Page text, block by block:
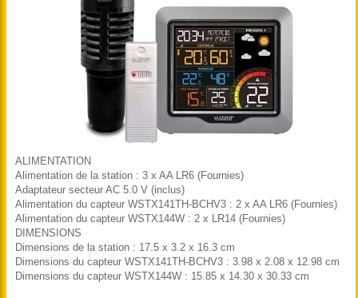
ALIMENTATION
Alimentation de la station : 3 x AA LR6 (Fournies)
Adaptateur secteur AC 5.0 V (inclus)
Alimentation du capteur WSTX141TH-BCHV3 : 2 x AA LR6 (Fournies)
Alimentation du capteur WSTX144W : 2 x LR14 (Fournies)
DIMENSIONS
Dimensions de la station : 17.5 x 3.2 x 16.3 cm
Dimensions du capteur WSTX141TH-BCHV3 : 3.98 x 2.08 x 12.98 cm
Dimensions du capteur WSTX144W : 15.85 x 14.30 x 30.33 cm